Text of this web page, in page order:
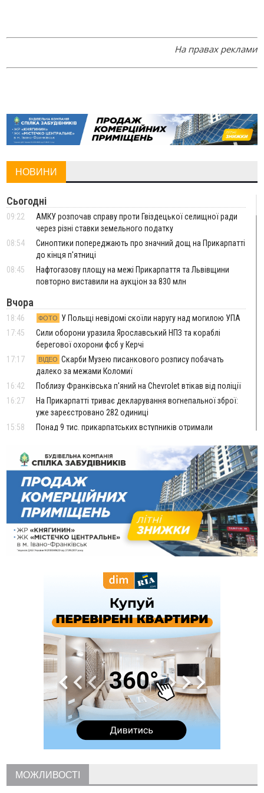
На правах реклами
НОВИНИ
Сьогодні
09:22
АМКУ розпочав справу проти Гвіздецької селищної ради
через різні ставки земельного податку
08:54
Синоптики попереджають про значний дощ на Прикарпатті
до кінця п'ятниці
08:45
Нафтогазову площу на межі Прикарпаття та Львівщини
повторно виставили на аукціон за 830 млн
Вчора
18:46 ФОТО
У Польщі невідомі скоїли наругу над могилою УПА
17:45
Сили оборони уразила Ярославський НПЗ та кораблі
берегової охорони фсб у Керчі
17:17
ВІДЕО Скарби Музею писанкового розпису побачать
далеко за межами Коломиї
16:42
Поблизу Франківська п'яний на Chevrolet втікав від поліції
16:27
На Прикарпатті триває декларування вогнепальної зброї:
уже зареєстровано 282 одиниці
15:58
Понад 9 тис. прикарпатських вступників отримали
15:28
Кілька вулиць у Долині тимчасово залишаться без газу
15:02
ФОТО У Старуні відбулася Патріарша проща
14:35
Не знає англійську на достатньому рівні. Франківець Лев
Кишакевич не зможе стати суддею Міжнародного
кримінального суду
14:14
У Ворохті проведуть Кубок ФЛСУ зі стрибків на лижах,
пам'яті оборонця Богдана Бухонка
13:30
ФОТО На Калущині розшукали чоловіка, який три дні
Боднар розповів про реакцію влади Польщі на атаки на
українців та про зміни після 23 серпня
"Едельвейси" щемливо привітали рідну Коломию з
Днем міста
Вчора у Франківську, Коломиї, Долині та Яремче
зафіксували рекордну спеку
У Надвірній п'яна жінка побила малолітнього хлопчика: суд
призначив штраф і 30 тисяч компенсації
У басейні Дністра встановилася гідрологічна посуха - рівні
води наблизилися до найнижчих показників
У Бурштині поблизу АЗС сталася масова бійка, поліція
з'ясовує обставини
ФОП із Житомира після купівлі права вимоги за 120
двох жінок, які заблукали під час збирання ягід
МОЖЛИВОСТІ